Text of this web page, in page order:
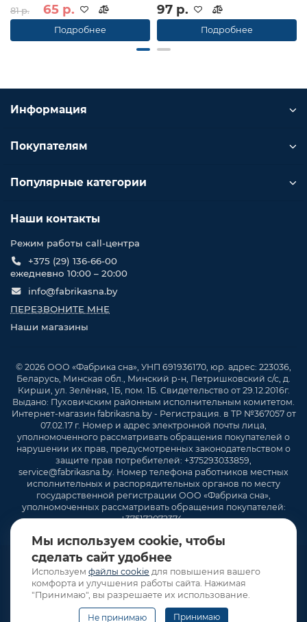
81 р.
65 р.
Подробнее
97 р.
Подробнее
Мы используем cookie, чтобы
сделать сайт удобнее
Используем файлы cookie для повышения вашего
комфорта и улучшения работы сайта. Нажимая
"Принимаю", вы разрешаете их использование.
Не принимаю Принимаю
Информация
Покупателям
Популярные категории
Наши контакты
Режим работы call-центра
+375 (29) 136-66-00
ежедневно 10:00 – 20:00
info@fabrikasna.by
ПЕРЕЗВОНИТЕ МНЕ
Наши магазины
© 2026 ООО «Фабрика сна», УНП 691936170, юр. адрес: 223036,
Беларусь, Минская обл., Минский р-н, Петришковский с/с, д.
Кирши, ул. Зелёная, 1Б, пом. 1Б. Свидетельство от 29.12.2016г.
Выдано: Пуховичским районным исполнительным комитетом.
Интернет-магазин fabrikasna.by - Регистрация. в ТР №367057 от
07.02.17 г. Номер и адрес электронной почты лица,
уполномоченного рассматривать обращения покупателей о
нарушении их прав, предусмотренных законодательством о
защите прав потребителей: +375293033859,
service@fabrikasna.by. Номер телефона работников местных
исполнительных и распорядительных органов по месту
государственной регистрации ООО «Фабрика сна»,
уполномоченных рассматривать обращения покупателей:
+375172072374 .